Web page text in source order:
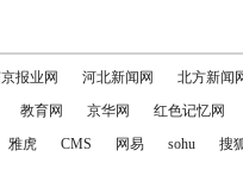
报业网 河北新闻网 北方新闻
教育网 京华网 红色记忆网
雅虎 CMS 网易 sohu 搜